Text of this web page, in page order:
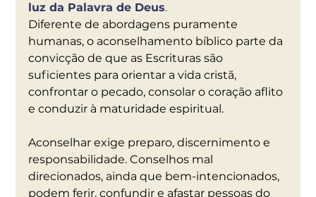
luz da Palavra de Deus.
Diferente de abordagens puramente
humanas, o aconselhamento bíblico parte da
convicção de que as Escrituras são
suficientes para orientar a vida cristã,
confrontar o pecado, consolar o coração aflito
e conduzir à maturidade espiritual.
Aconselhar exige preparo, discernimento e
responsabilidade. Conselhos mal
direcionados, ainda que bem-intencionados,
podem ferir, confundir e afastar pessoas do